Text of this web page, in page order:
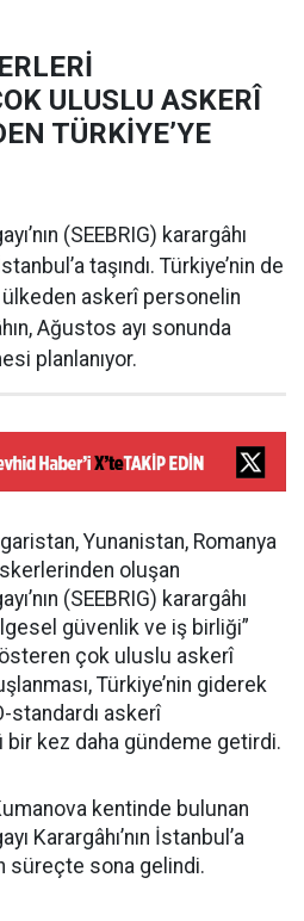
ULUSLU ASKERÎ
TÜRKİYE’YE
(SEEBRIG) karargâhı
taşındı. Türkiye’nin de
ülkeden askerî personelin
Ağustos ayı sonunda
planlanıyor.
Yunanistan, Romanya
oluşan
(SEEBRIG) karargâhı
güvenlik ve iş birliği”
çok uluslu askerî
Türkiye’nin giderek
standardı askerî
bir kez daha gündeme getirdi.
kentinde bulunan
Karargâhı’nın İstanbul’a
süreçte sona gelindi.